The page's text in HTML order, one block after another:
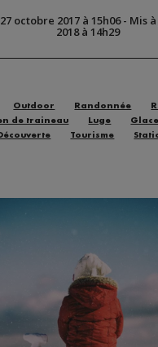
27 octobre 2017 à 15h06- Mis
2018 à 14h29
Outdoor Randonnée
de traineau Luge
Glace
Découverte Tourisme